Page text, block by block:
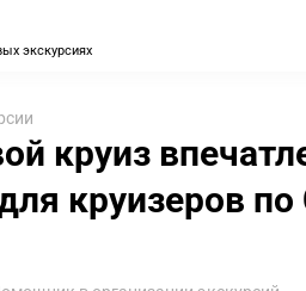
экскурсиях
круиз
круизеров